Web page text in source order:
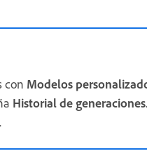
con Modelos
Historial de generaciones